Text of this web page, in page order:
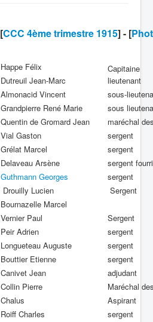
[CCC 4ème trimestre 1915] - [
Happe Félix
Capitaine
Dutreuil Jean-Marc
lieutenant
Almonacid Vincent
sous-
Grandpierre René Marie
sous
Quentin de Gromard Jean
maréchal
Vial Gaston
sergent
Grélat Marcel
sergent
Delaveau Arsène
sergent
Guthmann Georges
sergent
Drouilly Lucien
Sergent
Bournazelle Marcel
Vernier Paul
Sergent
Peir Adrien
sergent
Longueteau Auguste
sergent
Bouttier Etienne
sergent
Canivet Jean
adjudant
Collin Pierre
Maréchal
Chalus
Aspirant
Roiff Charles
sergent